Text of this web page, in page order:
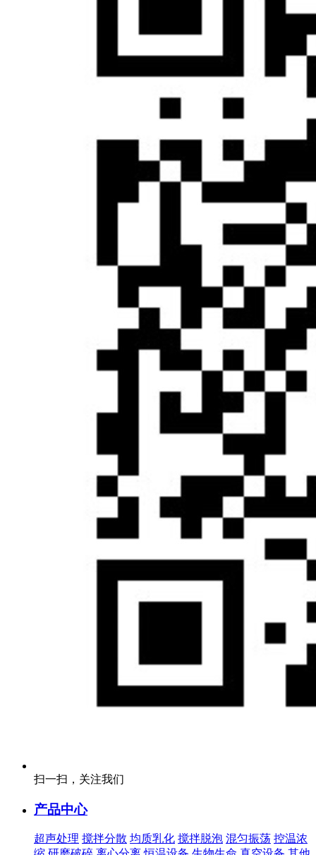
扫一扫，关注我们
产品中心
超声处理 搅拌分散 均质乳化 搅拌脱泡 混匀振荡 控温浓